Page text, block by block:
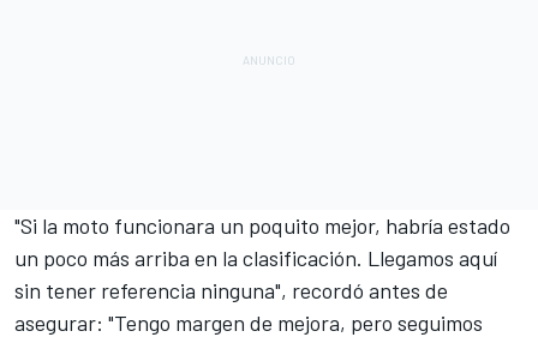
"Si la moto funcionara un poquito mejor, habría estado
un poco más arriba en la clasificación. Llegamos aquí
sin tener referencia ninguna", recordó antes de
asegurar: "Tengo margen de mejora, pero seguimos